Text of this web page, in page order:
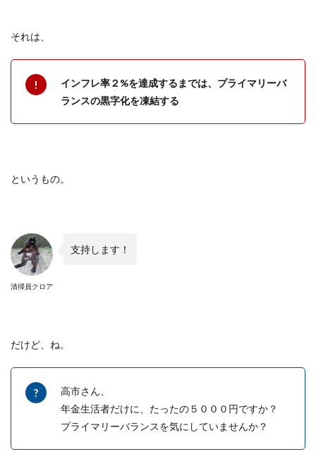
それは、
インフレ率２ %を達成するまでは、プライマリーバ
ランスの黒字化を凍結する
というもの。
清掃員クロア
支持します！
だけど、ね。
高市さん、
年金生活者だけに、たったの５０００円ですか？
プライマリーバランスを気にしていませんか？